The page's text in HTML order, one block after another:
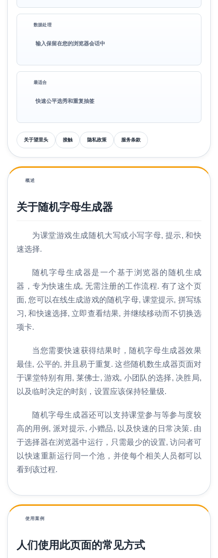
数据处理
输入保留在您的浏览器会话中
最适合
快速公平选秀和重复抽签
关于望里头 接触 隐私政策 服务条款
概述
关于随机字母生成器
为课堂游戏生成随机大写或小写字母, 提示, 和快
速选择.
随机字母生成器是一个基于浏览器的随机生成
器，专为快速生成, 无需注册的工作流程. 有了这个页
面, 您可以在线生成游戏的随机字母, 课堂提示, 拼写练
习, 和快速选择, 立即查看结果, 并继续移动而不切换选
项卡.
当您需要快速获得结果时，随机字母生成器效果
最佳, 公平的, 并且易于重复. 这些随机数生成器页面对
于课堂特别有用, 莱佛士, 游戏, 小团队的选择, 决胜局,
以及临时决定的时刻，设置应该保持轻量级.
随机字母生成器还可以支持课堂参与等参与度较
高的用例, 派对提示, 小赠品, 以及快速的日常决策. 由
于选择器在浏览器中运行，只需最少的设置, 访问者可
以快速重新运行同一个池，并使每个相关人员都可以
看到该过程.
使用案例
人们使用此页面的常见方式